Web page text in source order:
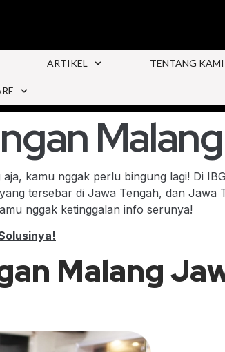
ARTIKEL TENTANG KAMI
kamu nggak perlu bingung lagi! Di
tersebar di Jawa Tengah, dan Jawa
nggak ketinggalan info serunya!
Malang